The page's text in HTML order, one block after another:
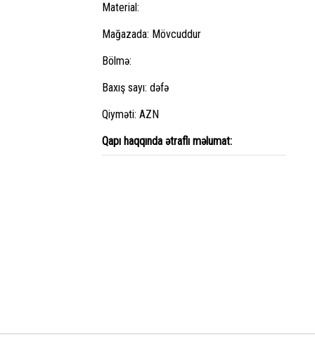
Material:
Mağazada: Mövcuddur
Bölmə:
Baxış sayı: dəfə
Qiyməti: AZN
Qapı haqqında ətraflı məlumat: